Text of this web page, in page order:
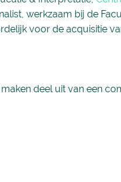
werkzaam bij de
voor de acquisitie
deel uit van een